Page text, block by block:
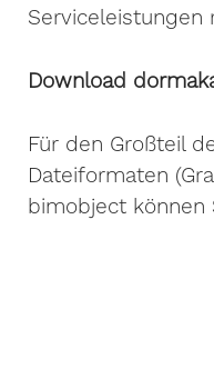
Serviceleistungen
Download
Für den Großteil
Dateiformaten
bimobject können